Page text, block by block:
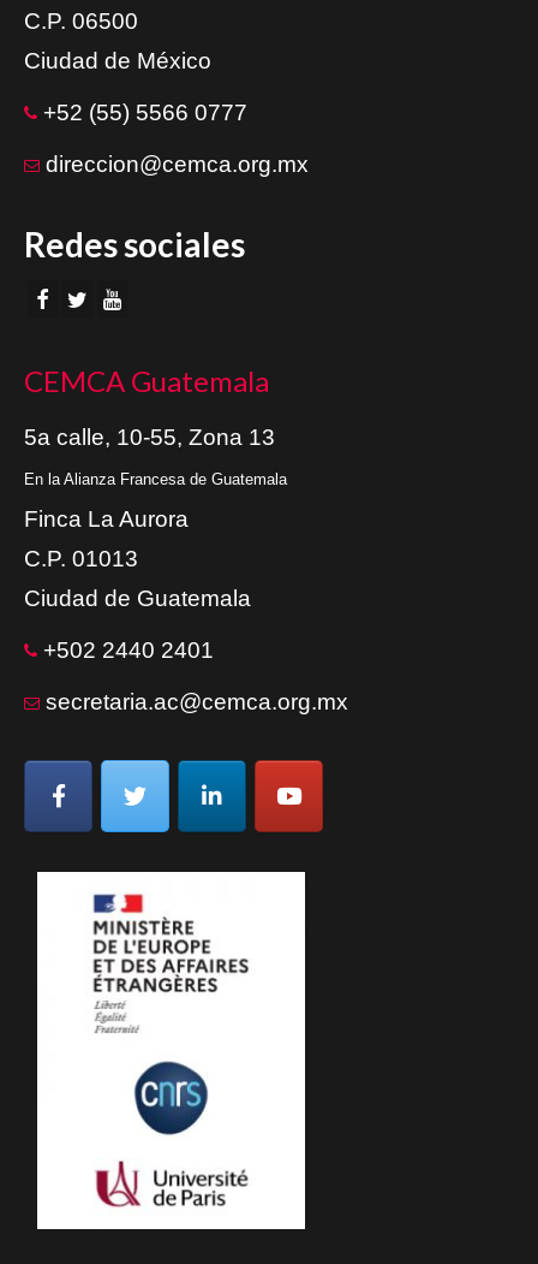
C.P. 06500
Ciudad de México
+52 (55) 5566 0777
direccion@cemca.org.mx
Redes sociales
CEMCA Guatemala
5a calle, 10-55, Zona 13
En la Alianza Francesa de Guatemala
Finca La Aurora
C.P. 01013
Ciudad de Guatemala
+502 2440 2401
secretaria.ac@cemca.org.mx